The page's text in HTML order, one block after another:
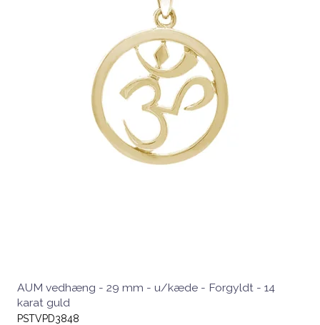
AUM vedhæng - 29 mm - u/kæde - Forgyldt - 14
karat guld
PSTVPD3848